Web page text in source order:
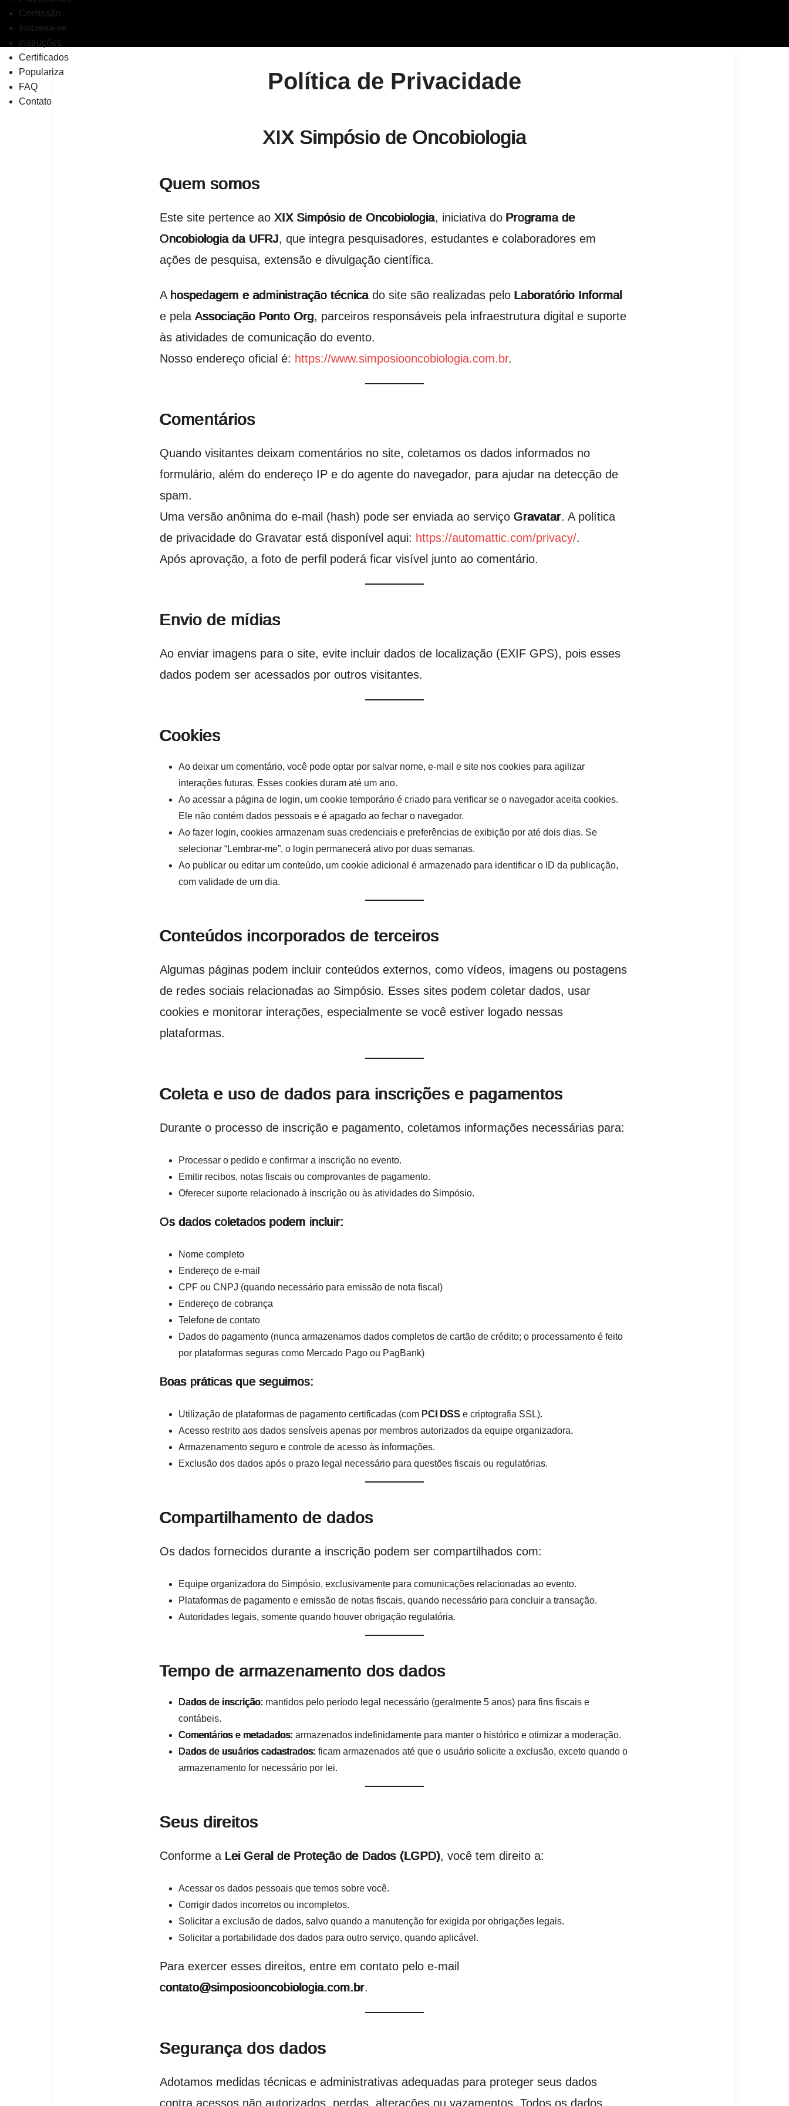
Comissão
Inscreva-se
Instruções
Certificados
Populariza
FAQ
Contato
Política de Privacidade
XIX Simpósio de Oncobiologia
Quem somos
Este site pertence ao XIX Simpósio de Oncobiologia, iniciativa do Programa de
Oncobiologia da UFRJ, que integra pesquisadores, estudantes e colaboradores em
ações de pesquisa, extensão e divulgação científica.
A hospedagem e administração técnicado site são realizadas pelo Laboratório Informal
e pela Associação Ponto Org, parceiros responsáveis pela infraestrutura digital e suporte
às atividades de comunicação do evento.
Nosso endereço oficial é: https://www.simposiooncobiologia.com.br.
Comentários
Quando visitantes deixam comentários no site, coletamos os dados informados no
formulário, além do endereço IP e do agente do navegador, para ajudar na detecção de
spam.
Uma versão anônima do e-mail (hash) pode ser enviada ao serviço Gravatar. A política
de privacidade do Gravatar está disponível aqui: https://automattic.com/privacy/.
Após aprovação, a foto de perfil poderá ficar visível junto ao comentário.
Envio de mídias
Ao enviar imagens para o site, evite incluir dados de localização (EXIF GPS), pois esses
dados podem ser acessados por outros visitantes.
Cookies
Ao deixar um comentário, você pode optar por salvar nome, e-mail e site nos cookies para agilizar
interações futuras. Esses cookies duram até um ano.
Ao acessar a página de login, um cookie temporário é criado para verificar se o navegador aceita cookies.
Ele não contém dados pessoais e é apagado ao fechar o navegador.
Ao fazer login, cookies armazenam suas credenciais e preferências de exibição por até dois dias. Se
selecionar “Lembrar-me”, o login permanecerá ativo por duas semanas.
Ao publicar ou editar um conteúdo, um cookie adicional é armazenado para identificar o ID da publicação,
com validade de um dia.
Conteúdos incorporados de terceiros
Algumas páginas podem incluir conteúdos externos, como vídeos, imagens ou postagens
de redes sociais relacionadas ao Simpósio. Esses sites podem coletar dados, usar
cookies e monitorar interações, especialmente se você estiver logado nessas
plataformas.
Coleta e uso de dados para inscrições e pagamentos
Durante o processo de inscrição e pagamento, coletamos informações necessárias para:
Processar o pedido e confirmar a inscrição no evento.
Emitir recibos, notas fiscais ou comprovantes de pagamento.
Oferecer suporte relacionado à inscrição ou às atividades do Simpósio.
Os dados coletados podem incluir:
Nome completo
Endereço de e-mail
CPF ou CNPJ (quando necessário para emissão de nota fiscal)
Endereço de cobrança
Telefone de contato
Dados do pagamento (nunca armazenamos dados completos de cartão de crédito; o processamento é feito
por plataformas seguras como Mercado Pago ou PagBank)
Boas práticas que seguimos:
Utilização de plataformas de pagamento certificadas (com PCI DSS e criptografia SSL).
Acesso restrito aos dados sensíveis apenas por membros autorizados da equipe organizadora.
Armazenamento seguro e controle de acesso às informações.
Exclusão dos dados após o prazo legal necessário para questões fiscais ou regulatórias.
Compartilhamento de dados
Os dados fornecidos durante a inscrição podem ser compartilhados com:
Equipe organizadora do Simpósio, exclusivamente para comunicações relacionadas ao evento.
Plataformas de pagamento e emissão de notas fiscais, quando necessário para concluir a transação.
Autoridades legais, somente quando houver obrigação regulatória.
Tempo de armazenamento dos dados
Dados de inscrição: mantidos pelo período legal necessário (geralmente 5 anos) para fins fiscais e
contábeis.
Comentários e metadados: armazenados indefinidamente para manter o histórico e otimizar a moderação.
Dados de usuários cadastrados: ficam armazenados até que o usuário solicite a exclusão, exceto quando o
armazenamento for necessário por lei.
Seus direitos
Conforme a Lei Geral de Proteção de Dados (LGPD), você tem direito a:
Acessar os dados pessoais que temos sobre você.
Corrigir dados incorretos ou incompletos.
Solicitar a exclusão de dados, salvo quando a manutenção for exigida por obrigações legais.
Solicitar a portabilidade dos dados para outro serviço, quando aplicável.
Para exercer esses direitos, entre em contato pelo e-mail
contato@simposiooncobiologia.com.br.
Segurança dos dados
Adotamos medidas técnicas e administrativas adequadas para proteger seus dados
contra acessos não autorizados, perdas, alterações ou vazamentos. Todos os dados